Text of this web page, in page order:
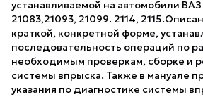
устанавливаемой на автомобили
21083,21093, 21099. 2114,
краткой, конкретной форме,
последовательность операций по
необходимым проверкам, сборке и
системы впрыска. Также в мануале
указания по диагностике системы